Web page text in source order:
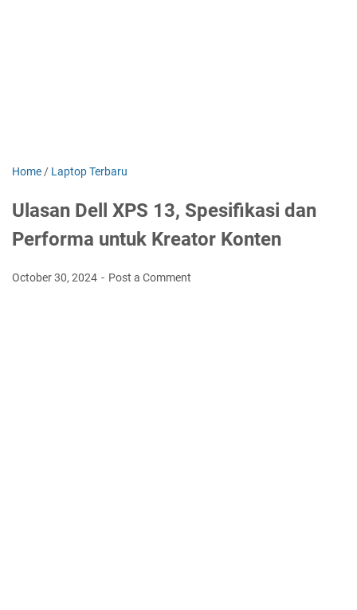
Home / Laptop Terbaru
Ulasan Dell XPS 13, Spesifikasi dan
Performa untuk Kreator Konten
October 30, 2024 Post a Comment